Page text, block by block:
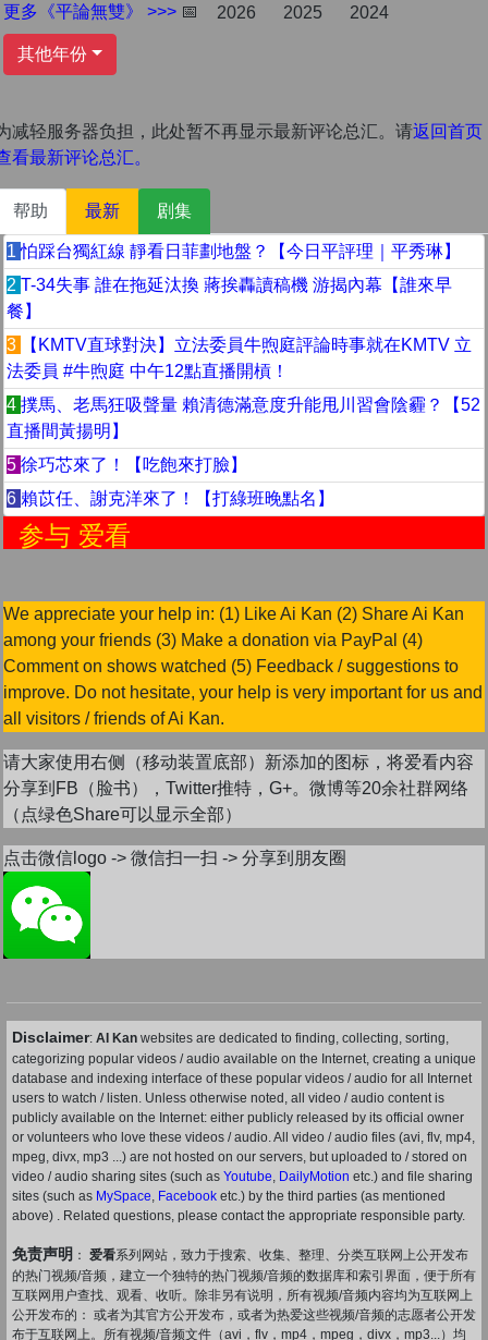
更多《平論無雙》 >>> 📅 2026 2025 2024
其他年份
减轻服务器负担，此处暂不再显示最新评论总汇。请返回首页
看最新评论总汇。
帮助 最新 剧集
1怕踩台獨紅線 靜看日菲劃地盤？【今日平評理｜平秀琳】
2 T-34失事 誰在拖延汰換 蔣挨轟讀稿機 游揭內幕【誰來早
餐】
3
【KMTV直球對決】立法委員牛煦庭評論時事就在KMTV 立
法委員 #牛煦庭 中午12點直播開槓！
4 撲馬、老馬狂吸聲量 賴清德滿意度升能甩川習會陰霾？【52
直播間黃揚明】
5 徐巧芯來了！【吃飽來打臉】
6 賴苡任、謝克洋來了！【打綠班晚點名】
爱看
We appreciate your help in: (1) Like Ai Kan (2) Share Ai Kan
among your friends (3) Make a donation via PayPal (4)
Comment on shows watched (5) Feedback / suggestions to
improve. Do not hesitate, your help is very important for us and
all visitors / friends of Ai Kan.
请大家使用右侧（移动装置底部）新添加的图标，将爱看内容
分享到FB（脸书），Twitter推特，G+。微博等20余社群网络
（点绿色Share可以显示全部）
点击微信logo -> 微信扫一扫 -> 分享到朋友圈
Disclaimer: AI Kan websites are dedicated to finding, collecting, sorting,
categorizing popular videos / audio available on the Internet, creating a unique
database and indexing interface of these popular videos / audio for all Internet
users to watch / listen. Unless otherwise noted, all video / audio content is
publicly available on the Internet: either publicly released by its official owner
or volunteers who love these videos / audio. All video / audio files (avi, flv, mp4,
mpeg, divx, mp3 ...) are not hosted on our servers, but uploaded to / stored on
video / audio sharing sites (such as Youtube DailyMotion etc.) and file sharing
sites (such as MySpace Facebook etc.) by the third parties (as mentioned
above) . Related questions, please contact the appropriate responsible party.
免责声明 ： 爱看系列网站，致力于搜索、收集、整理、分类互联网上公开发布
的热门视频/音频，建立一个独特的热门视频/音频的数据库和索引界面，便于所有
互联网用户查找、观看、收听。除非另有说明，所有视频/音频内容均为互联网上
公开发布的： 或者为其官方公开发布，或者为热爱这些视频/音频的志愿者公开发
布于互联网上。所有视频/音频文件（avi，flv，mp4，mpeg，divx，mp3...）均